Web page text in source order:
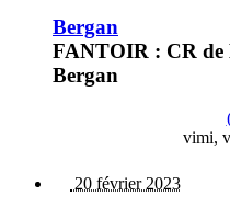
Bergan
FANTOIR : CR de
Bergan
vimi,
20 février 2023